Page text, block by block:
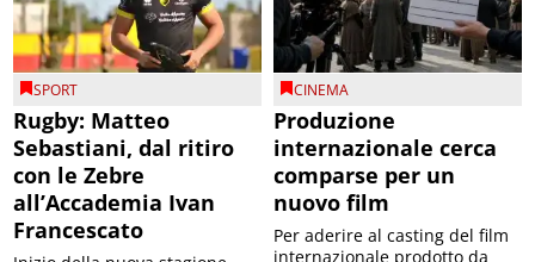
SPORT
Rugby: Matteo
Sebastiani, dal ritiro
con le Zebre
all’Accademia Ivan
Francescato
CINEMA
Produzione
internazionale cerca
comparse per un
nuovo film
Per aderire al casting del film
internazionale prodotto da